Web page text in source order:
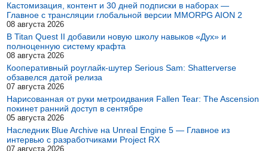
Кастомизация, контент и 30 дней подписки в наборах —
Главное с трансляции глобальной версии MMORPG AION 2
08 августа 2026
В Titan Quest II добавили новую школу навыков «Дух» и
полноценную систему крафта
08 августа 2026
Кооперативный роуглайк-шутер Serious Sam: Shatterverse
обзавелся датой релиза
07 августа 2026
Нарисованная от руки метроидвания Fallen Tear: The Ascension
покинет ранний доступ в сентябре
05 августа 2026
Наследник Blue Archive на Unreal Engine 5 — Главное из
интервью с разработчиками Project RX
07 августа 2026